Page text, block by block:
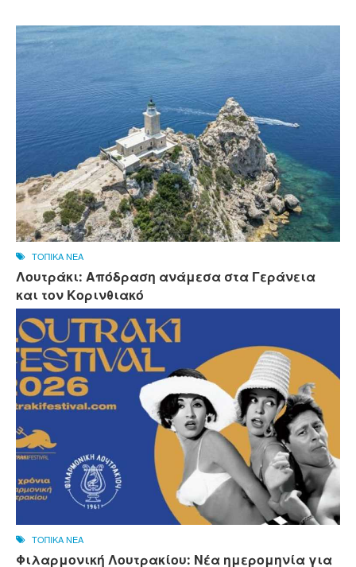
ΤΟΠΙΚΑ ΝΕΑ
Λουτράκι: Απόδραση ανάμεσα στα Γεράνεια
και τον Κορινθιακό
ΤΟΠΙΚΑ ΝΕΑ
Φιλαρμονική Λουτρακίου: Νέα ημερομηνία για